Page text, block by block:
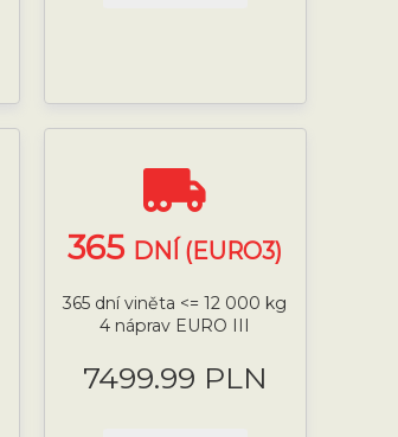
365 DNÍ (EURO3)
365 dní viněta <= 12 000 kg
4 náprav EURO III
7499.99 PLN